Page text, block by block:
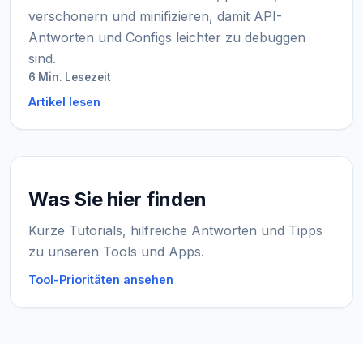
verschonern und minifizieren, damit API-
Antworten und Configs leichter zu debuggen
sind.
6 Min. Lesezeit
Artikel lesen
Was Sie hier finden
Kurze Tutorials, hilfreiche Antworten und Tipps
zu unseren Tools und Apps.
Tool-Prioritäten ansehen